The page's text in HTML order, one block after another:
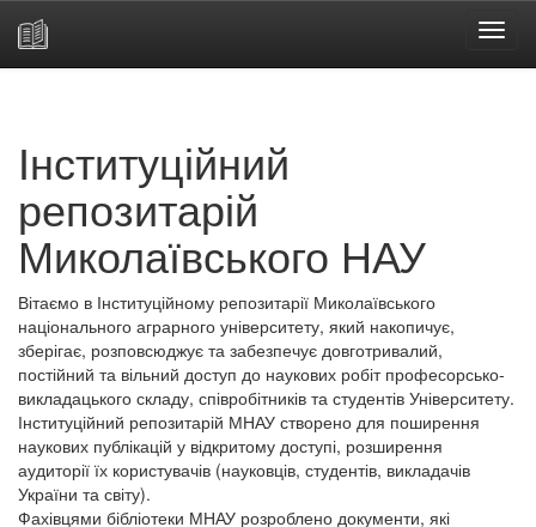
Інституційний
репозитарій
Миколаївського НАУ
Вітаємо в Інституційному репозитарії Миколаївського
національного аграрного університету, який накопичує,
зберігає, розповсюджує та забезпечує довготривалий,
постійний та вільний доступ до наукових робіт професорсько-
викладацького складу, співробітників та студентів Університету.
Інституційний репозитарій МНАУ створено для поширення
наукових публікацій у відкритому доступі, розширення
аудиторії їх користувачів (науковців, студентів, викладачів
України та світу).
Фахівцями бібліотеки МНАУ розроблено документи, які